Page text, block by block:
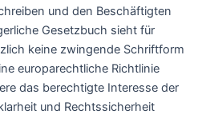
und den Beschäftigten
Gesetzbuch sieht für
keine zwingende Schriftform
europarechtliche Richtlinie
das berechtigte Interesse der
und Rechtssicherheit